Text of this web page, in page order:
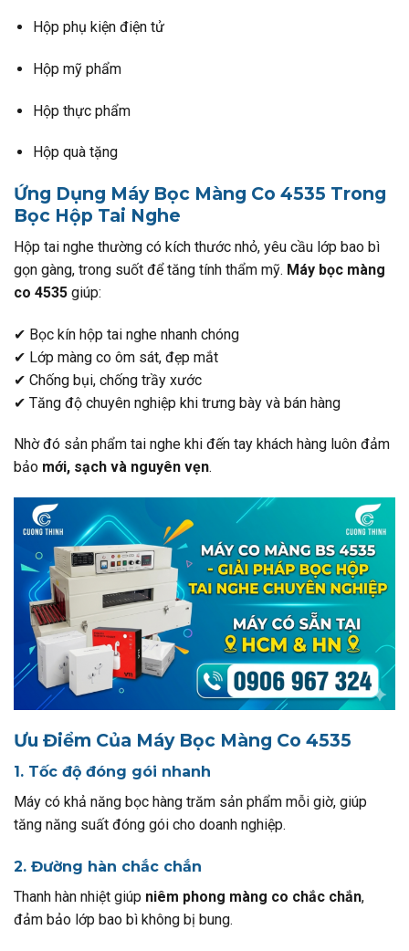
Hộp phụ kiện điện tử
Hộp mỹ phẩm
Hộp thực phẩm
Hộp quà tặng
Ứng Dụng Máy Bọc Màng Co 4535 Trong
Bọc Hộp Tai Nghe
Hộp tai nghe thường có kích thước nhỏ, yêu cầu lớp bao bì
gọn gàng, trong suốt để tăng tính thẩm mỹ. Máy bọc màng
co 4535 giúp:
✔ Bọc kín hộp tai nghe nhanh chóng
✔ Lớp màng co ôm sát, đẹp mắt
✔ Chống bụi, chống trầy xước
✔ Tăng độ chuyên nghiệp khi trưng bày và bán hàng
Nhờ đó sản phẩm tai nghe khi đến tay khách hàng luôn đảm
bảo mới, sạch và nguyên vẹn.
Ưu Điểm Của Máy Bọc Màng Co 4535
1. Tốc độ đóng gói nhanh
Máy có khả năng bọc hàng trăm sản phẩm mỗi giờ, giúp
tăng năng suất đóng gói cho doanh nghiệp.
2. Đường hàn chắc chắn
Thanh hàn nhiệt giúp niêm phong màng co chắc chắn,
đảm bảo lớp bao bì không bị bung.